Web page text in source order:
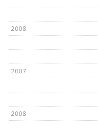
2008
2007
2008